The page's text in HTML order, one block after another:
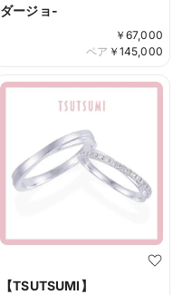
ダージョ-
￥ 67,000
￥ 145,000
ペア
【TSUTSUMI】